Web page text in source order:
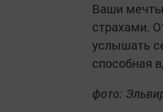
Ваши мечты
страхами.
услышать
способная
фото: